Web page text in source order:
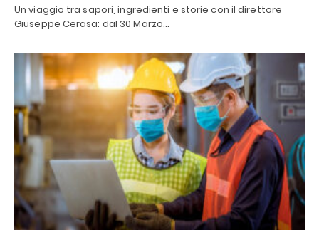
Un viaggio tra sapori, ingredienti e storie con il direttore
Giuseppe Cerasa: dal 30 Marzo…